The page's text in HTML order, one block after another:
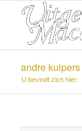
andre kuipers
U bevindt zich hier: